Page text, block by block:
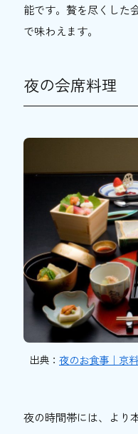
能です。贅を尽くした
で味わえます。
夜の会席料理
出典： 夜のお食事｜京
夜の時間帯には、より